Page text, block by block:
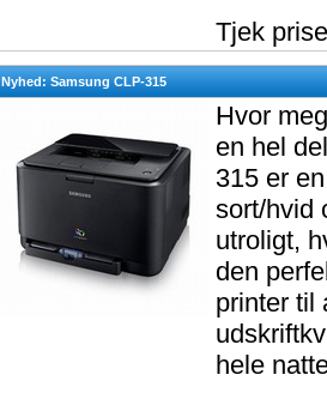
Tjek
Nyhed: Samsung CLP-315
Hvor
en hel
315 er
sort/hvid
utroligt,
den
printer til
hele